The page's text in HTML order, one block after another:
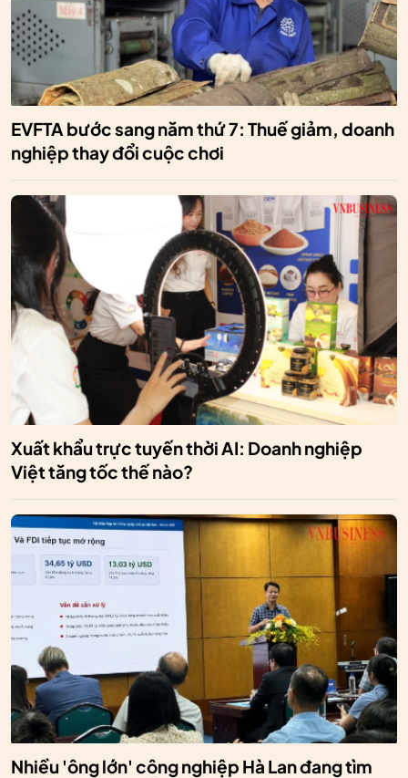
EVFTA bước sang năm thứ 7: Thuế giảm, doanh
nghiệp thay đổi cuộc chơi
Xuất khẩu trực tuyến thời AI: Doanh nghiệp
Việt tăng tốc thế nào?
Nhiều 'ông lớn' công nghiệp Hà Lan đang tìm